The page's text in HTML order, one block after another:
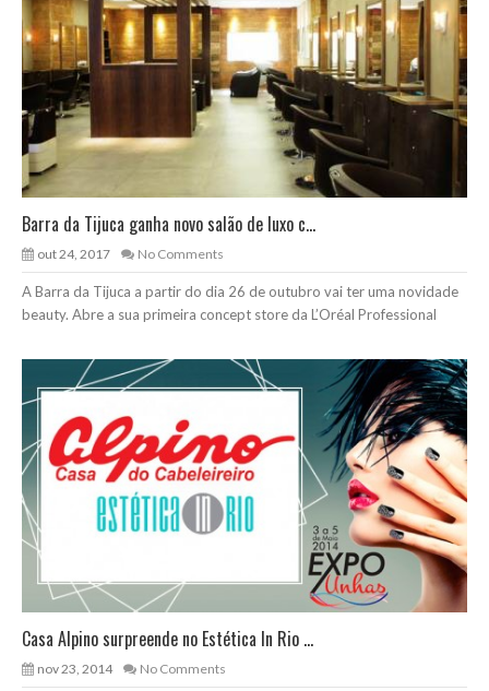
Barra da Tijuca ganha novo salão de luxo c...
out 24, 2017 No Comments
A Barra da Tijuca a partir do dia 26 de outubro vai ter uma novidade
beauty. Abre a sua primeira concept store da L’Oréal Professional
Casa Alpino surpreende no Estética In Rio ...
nov 23, 2014 No Comments